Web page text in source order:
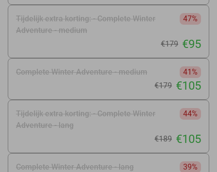
Tijdelijk extra korting: - Complete Winter
Adventure - medium
47%
€179 €95
Complete Winter Adventure - medium
41%
€179 €105
Tijdelijk extra korting: - Complete Winter
Adventure - lang
44%
€189 €105
Complete Winter Adventure - lang
39%